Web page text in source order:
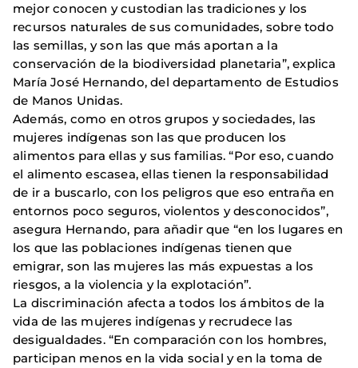
mejor conocen y custodian las tradiciones y los
recursos naturales de sus comunidades, sobre todo
las semillas, y son las que más aportan a la
conservación de la biodiversidad planetaria”, explica
María José Hernando, del departamento de Estudios
de Manos Unidas.
Además, como en otros grupos y sociedades, las
mujeres indígenas son las que producen los
alimentos para ellas y sus familias. “Por eso, cuando
el alimento escasea, ellas tienen la responsabilidad
de ir a buscarlo, con los peligros que eso entraña en
entornos poco seguros, violentos y desconocidos”,
asegura Hernando, para añadir que “en los lugares en
los que las poblaciones indígenas tienen que
emigrar, son las mujeres las más expuestas a los
riesgos, a la violencia y la explotación”.
La discriminación afecta a todos los ámbitos de la
vida de las mujeres indígenas y recrudece las
desigualdades. “En comparación con los hombres,
participan menos en la vida social y en la toma de